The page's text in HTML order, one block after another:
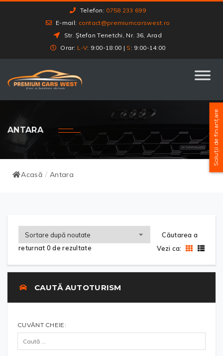
Telefon: 0758 233 699
E-mail: contact@premiumcarswest.ro
Str. Ștefan Tenetchi, Nr. 36, Arad
Orar: L-V: 9:00-18:00 | S : 9:00-14:00
ANTARA
Acasă / Antara
Căutarea a
returnat 0 de rezultate
Vezi ca:
CAUTĂ AUTOTURISM
CUVÂNT CHEIE:
Soluții de finanțare